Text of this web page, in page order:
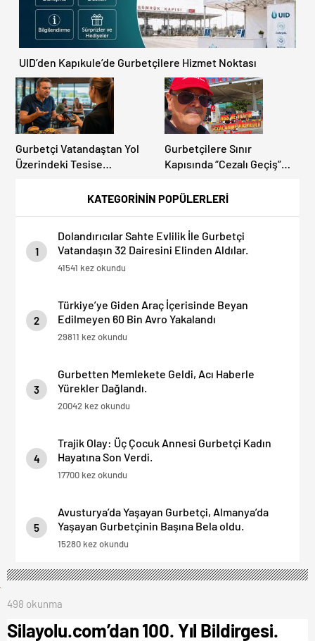
KATEGORİNİN POPÜLERLERİ
1
Dolandırıcılar Sahte Evlilik İle Gurbetçi
Vatandaşın 32 Dairesini Elinden Aldılar.
41541 kez okundu
2
Türkiye’ye Giden Araç İçerisinde Beyan
Edilmeyen 60 Bin Avro Yakalandı
29811 kez okundu
3
Gurbetten Memlekete Geldi, Acı Haberle
Yürekler Dağlandı.
20042 kez okundu
4
Trajik Olay: Üç Çocuk Annesi Gurbetçi Kadın
Hayatına Son Verdi.
17700 kez okundu
5
Avusturya’da Yaşayan Gurbetçi, Almanya’da
Yaşayan Gurbetçinin Başına Bela oldu.
15280 kez okundu
UID’den Kapıkule’de Gurbetçilere Hizmet Noktası
Gurbetçi Vatandaştan Yol
Üzerindeki Tesise
“Hesabınızı Mutlaka Kontrol
Gurbetçilere Sınır
Kapısında “Cezalı Geçiş”
Dışına Çıkamıyor!
498 okunma
Silayolu.com’dan 100. Yıl Bildirgesi.